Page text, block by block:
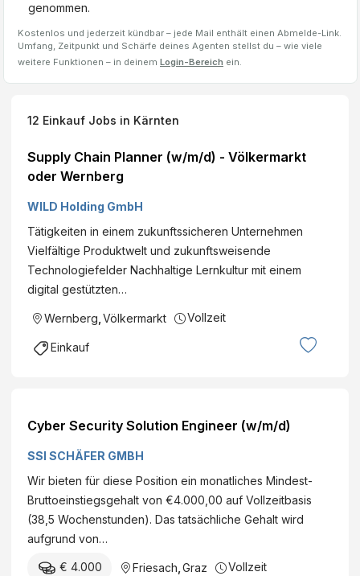
genommen.
Kostenlos und jederzeit kündbar – jede Mail enthält einen Abmelde-Link.
Umfang, Zeitpunkt und Schärfe deines Agenten stellst du – wie viele
weitere Funktionen – in deinem Login-Bereich ein.
12 Einkauf Jobs in Kärnten
Supply Chain Planner (w/m/d) - Völkermarkt
oder Wernberg
WILD Holding GmbH
Tätigkeiten in einem zukunftssicheren Unternehmen
Vielfältige Produktwelt und zukunftsweisende
Technologiefelder Nachhaltige Lernkultur mit einem
digital gestützten…
Wernberg Völkermarkt Vollzeit
Einkauf
Cyber Security Solution Engineer (w/m/d)
SSI SCHÄFER GMBH
Wir bieten für diese Position ein monatliches Mindest-
Bruttoeinstiegsgehalt von €4.000,00 auf Vollzeitbasis
(38,5 Wochenstunden). Das tatsächliche Gehalt wird
aufgrund von…
€ 4.000 Friesach Graz Vollzeit